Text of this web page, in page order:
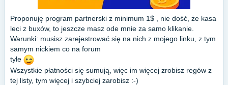
Proponuję program partnerski z minimum 1$ , nie dość, że kasa
leci z buxów, to jeszcze masz ode mnie za samo klikanie.
Warunki: musisz zarejestrować się na nich z mojego linku, z tym
samym nickiem co na forum
tyle
Wszystkie płatności się sumują, więc im więcej zrobisz regów z
tej listy, tym więcej i szybciej zarobisz :-)